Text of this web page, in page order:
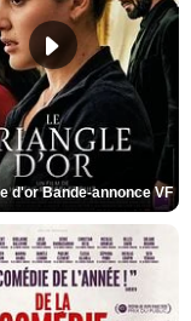
d'or Bande-annonce VF